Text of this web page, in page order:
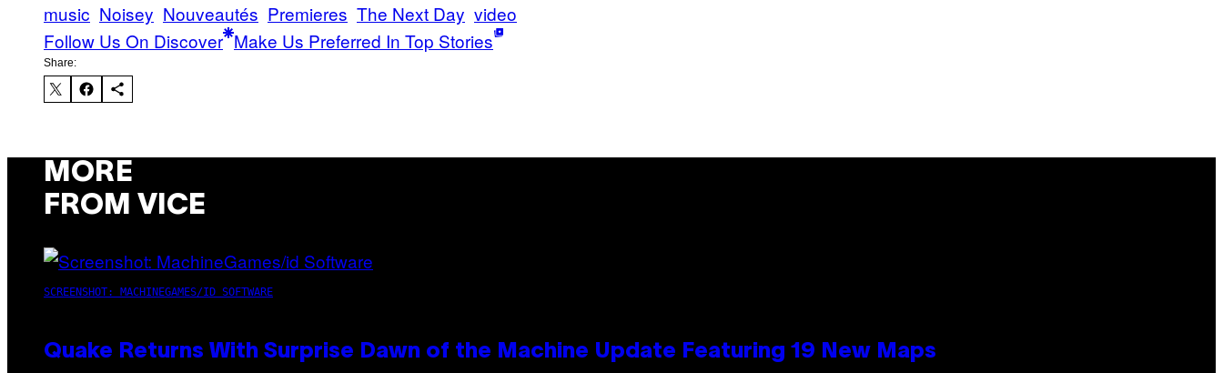
music Noisey Nouveautés Premieres The Next Day video
Follow Us On Discover Make Us Preferred In Top Stories
Share:
MORE
FROM VICE
SCREENSHOT: MACHINEGAMES/ID SOFTWARE
Quake Returns With Surprise Dawn of the Machine Update Featuring 19 New Maps